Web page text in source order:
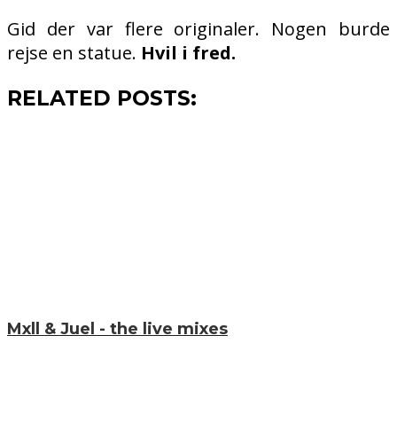
Gid der var flere originaler. Nogen burde
rejse en statue. Hvil i fred.
RELATED POSTS:
Mxll & Juel - the live mixes